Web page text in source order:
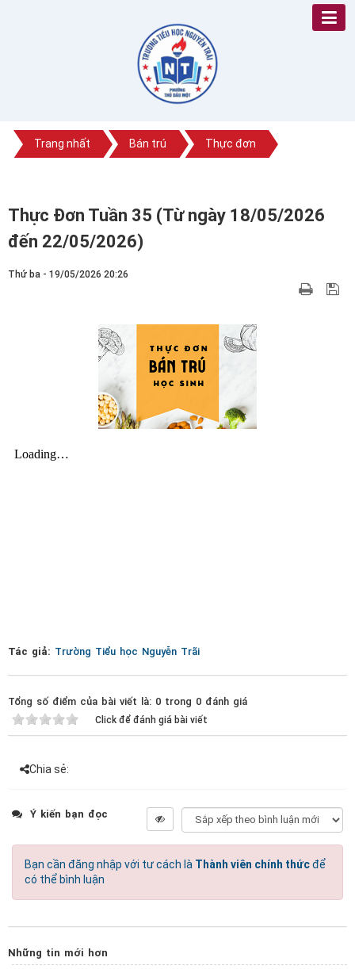
Trang nhất Bán trú Thực đơn
Thực Đơn Tuần 35 (Từ ngày 18/05/2026
đến 22/05/2026)
Thứ ba - 19/05/2026 20:26
Tác giả: Trường Tiểu học Nguyễn Trãi
Tổng số điểm của bài viết là: 0 trong 0 đánh giá
Click để đánh giá bài viết
Chia sẻ:
Ý kiến bạn đọc
Bạn cần đăng nhập với tư cách là Thành viên chính thứcđể
có thể bình luận
Những tin mới hơn